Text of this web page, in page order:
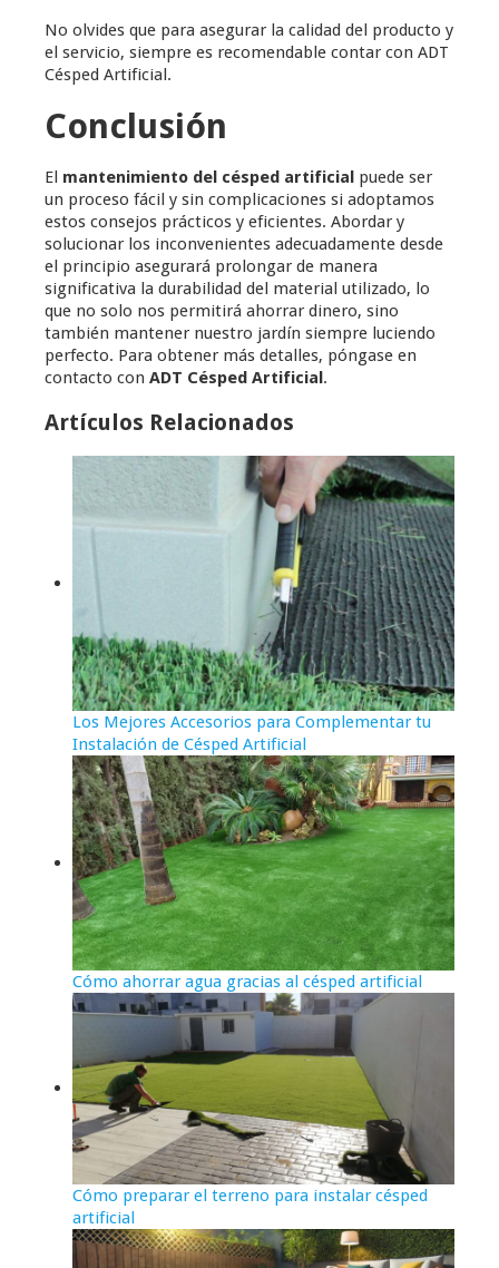
No olvides que para asegurar la calidad del producto y
el servicio, siempre es recomendable contar con ADT
Césped Artificial.
Conclusión
El mantenimiento del césped artificial puede ser
un proceso fácil y sin complicaciones si adoptamos
estos consejos prácticos y eficientes. Abordar y
solucionar los inconvenientes adecuadamente desde
el principio asegurará prolongar de manera
significativa la durabilidad del material utilizado, lo
que no solo nos permitirá ahorrar dinero, sino
también mantener nuestro jardín siempre luciendo
perfecto. Para obtener más detalles, póngase en
contacto con ADT Césped Artificial .
Artículos Relacionados
Los Mejores Accesorios para Complementar tu
Instalación de Césped Artificial
Cómo ahorrar agua gracias al césped artificial
Cómo preparar el terreno para instalar césped
artificial